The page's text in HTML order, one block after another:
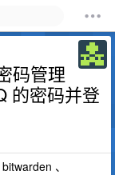
码管理
的密码并登
、